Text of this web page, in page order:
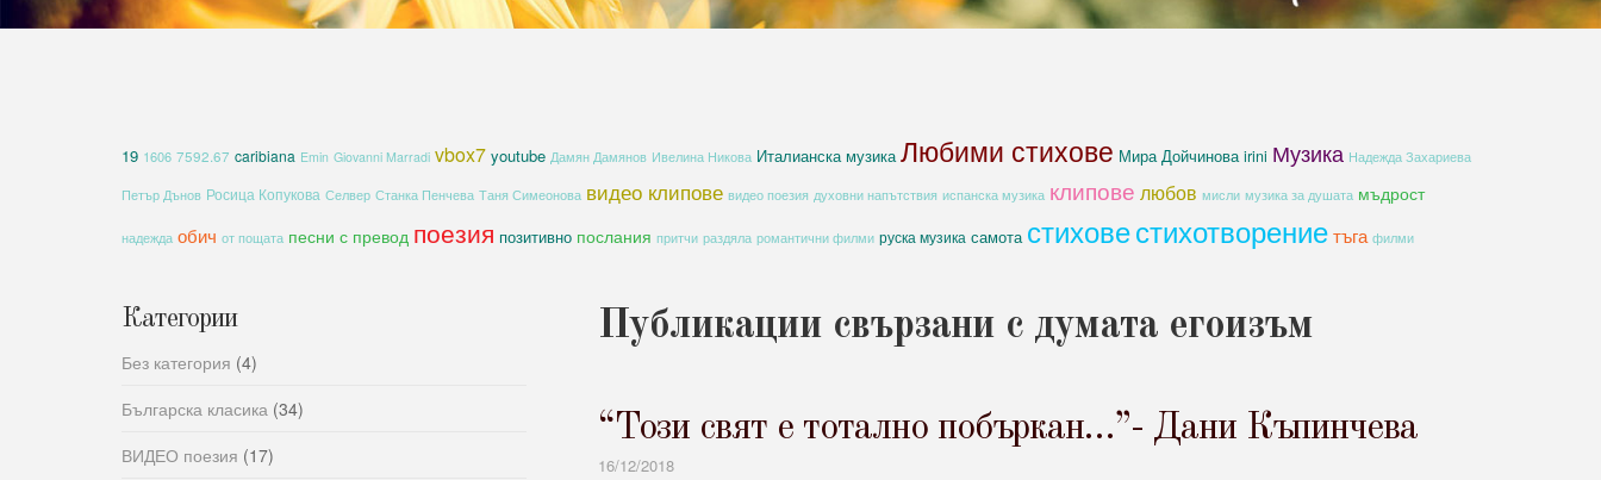
19 1606 7592.67 caribiana Emin Giovanni Marradi vbox7 youtube Дамян Дамянов Ивелина Никова Италианска музика Любими стихове Мира Дойчинова irini Музика Надежда Захариева
Петър Дънов Росица Копукова Селвер Станка Пенчева Таня Симеонова видео клипове видео поезия духовни напътствия испанска музика клипове любов мисли музика за душата мъдрост
надежда обич от пощата песни с превод поезия позитивно послания притчи раздяла романтични филми руска музика самота стиховестихотворениетъга филми
Публикации свързани с думата егоизъм
“Този свят е тотално побъркан…”- Дани Къпинчева
16/12/2018
Категории
Без категория (4)
Българска класика (34)
ВИДЕО поезия (17)